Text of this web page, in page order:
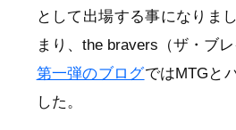
として出場する事になりま
まり、the bravers（ザ・ブレ
第一弾のブログではMTGと
した。